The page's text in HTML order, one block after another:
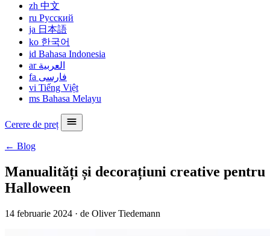
zh 中文
ru Русский
ja 日本語
ko 한국어
id Bahasa Indonesia
ar العربية
fa فارسی
vi Tiếng Việt
ms Bahasa Melayu
Cerere de preț
← Blog
Manualități și decorațiuni creative pentru
Halloween
14 februarie 2024 · de Oliver Tiedemann